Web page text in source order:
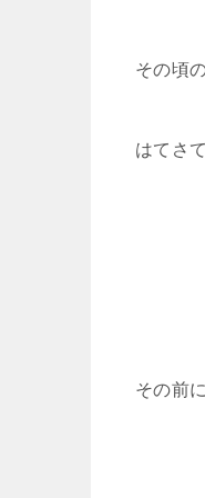
その頃
はてさ
その前